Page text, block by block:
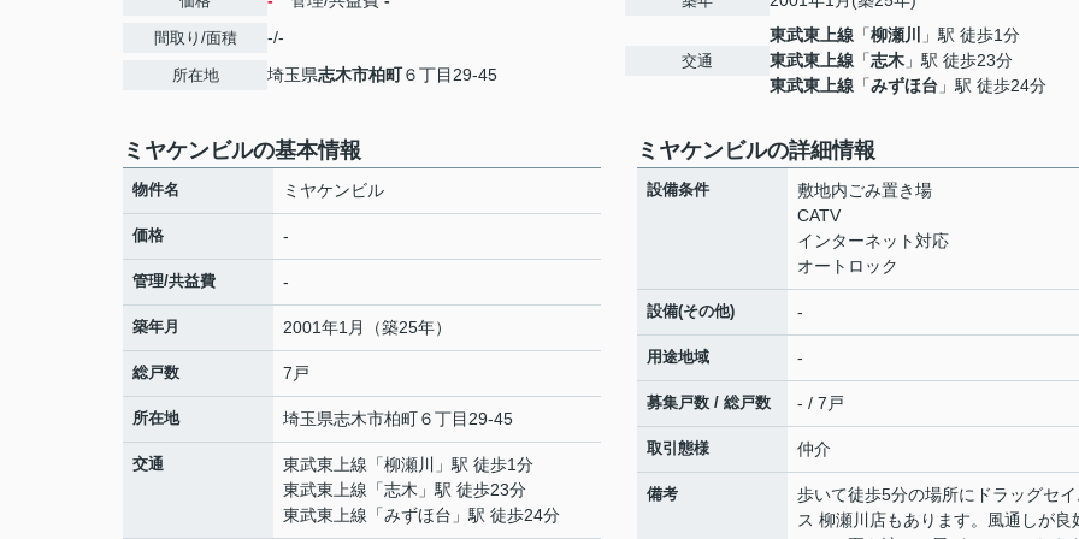
間取り/面積 -/-
所在地 埼玉県志木市柏町６丁目29-45
交通
東武東上線 「柳瀬川
」駅 徒歩1分
東武東上線 「志木 」駅 徒歩23分
東武東上線 「みずほ台 」駅 徒歩24分
ミヤケンビルの基本情報
物件名 ミヤケンビル
価格 -
管理/共益費 -
築年月 2001年1月（築25年）
総戸数 7戸
所在地 埼玉県志木市柏町６丁目29-45
交通 東武東上線 「柳瀬川
」駅 徒歩1分
東武東上線 「志木 」駅 徒歩23分
東武東上線 「みずほ台 」駅 徒歩24分
ミヤケンビルの詳細情報
設備条件
敷地内ごみ置き場
CATV
インターネット対応
オートロック
設備(その他) -
用途地域 -
募集戸数 / 総戸数 - / 7戸
取引態様 仲介
備考
歩いて徒歩5分の場所にドラッグセ
ス 柳瀬川店もあります。風通しが良